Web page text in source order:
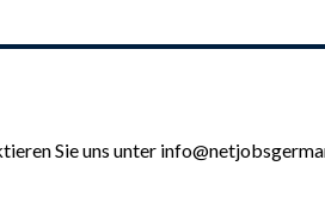
Sie uns unter